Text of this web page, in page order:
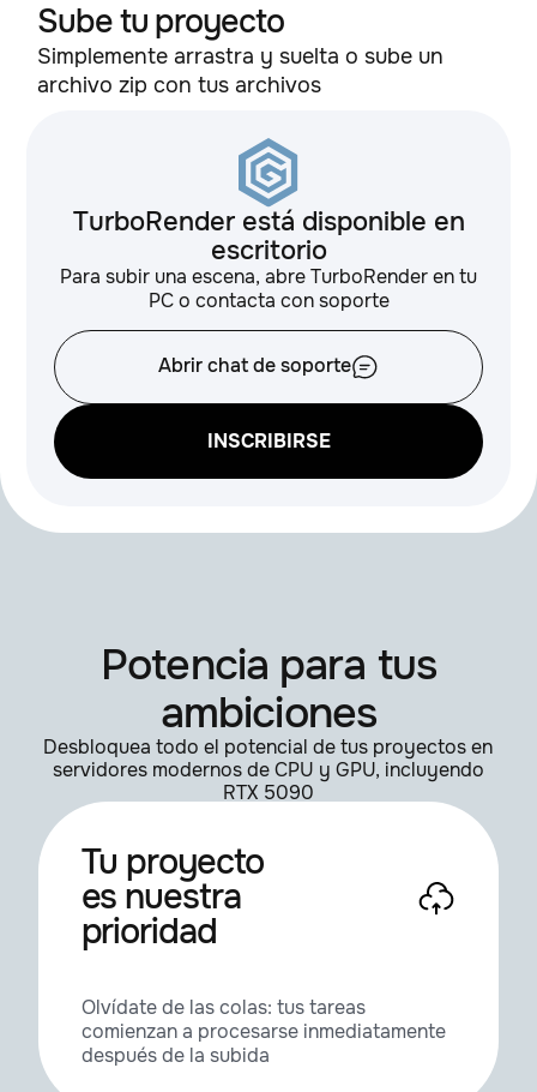
Sube tu proyecto
Simplemente arrastra y suelta o sube un
archivo zip con tus archivos
TurboRender está disponible en
escritorio
Para subir una escena, abre TurboRender en tu
PC o contacta con soporte
Abrir chat de soporte
INSCRIBIRSE
Potencia para tus
ambiciones
Desbloquea todo el potencial de tus proyectos en
servidores modernos de CPU y GPU, incluyendo
RTX 5090
Tu proyecto
es nuestra
prioridad
Olvídate de las colas: tus tareas
comienzan a procesarse inmediatamente
después de la subida